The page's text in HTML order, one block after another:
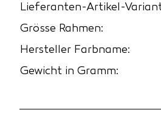
Lieferanten-Artikel-
Grösse Rahmen:
Hersteller Farbname:
Gewicht in Gramm: